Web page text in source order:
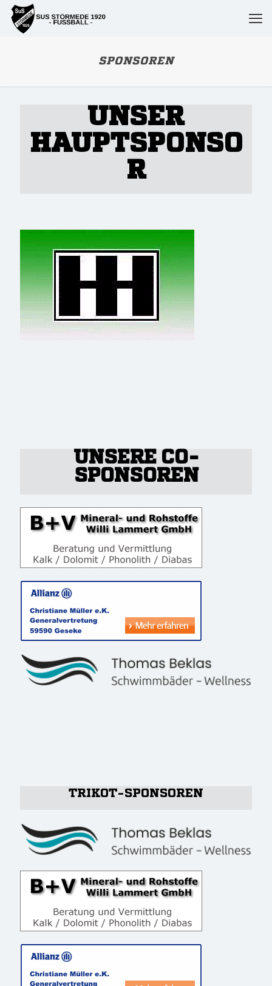
SPONSOREN
UNSER
HAUPTSPONSO
R
UNSERE CO-
SPONSOREN
TRIKOT-SPONSOREN